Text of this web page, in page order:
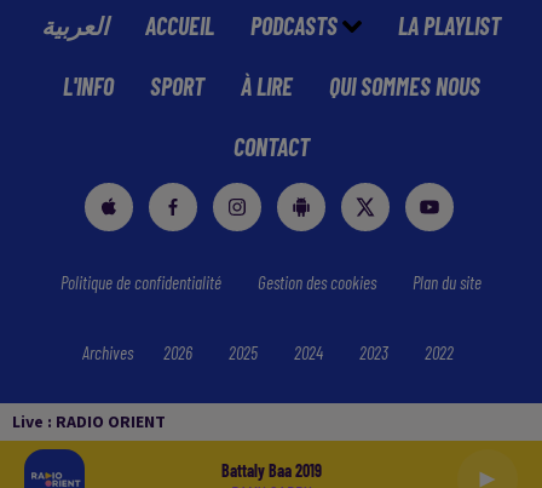
Live : RADIO ORIENT
Battaly Baa 2019
العربية ACCUEIL PODCASTS LA PLAYLIST
L'INFO SPORT À LIRE QUI SOMMES NOUS
CONTACT
Politique de confidentialité Gestion des cookies Plan du site
Archives 2026 2025 2024 2023 2022